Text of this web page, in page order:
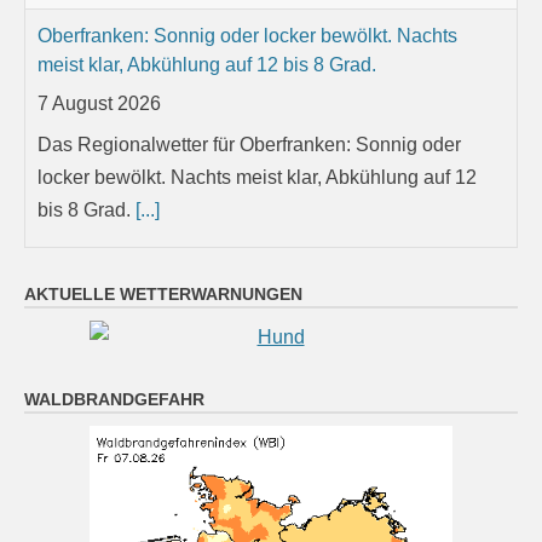
Oberfranken: Sonnig oder locker bewölkt. Nachts
meist klar, Abkühlung auf 12 bis 8 Grad.
7 August 2026
Das Regionalwetter für Oberfranken: Sonnig oder
locker bewölkt. Nachts meist klar, Abkühlung auf 12
bis 8 Grad. [...]
öfter Sonne. Nachts oft klar, Abkühlung auf 16 bis 12
Auflockerungen und immer öfter Sonne. Nachts oft
klar, Abkühlung auf 16 bis 12 Grad.
AKTUELLE WETTERWARNUNGEN
WALDBRANDGEFAHR